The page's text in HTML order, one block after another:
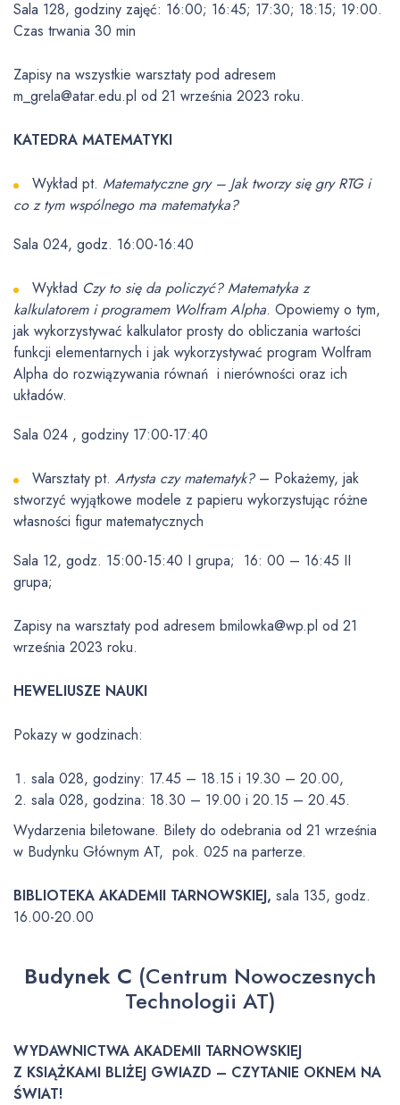
Sala 128, godziny zajęć: 16:00; 16:45; 17:30; 18:15; 19:00.
Czas trwania 30 min
Zapisy na wszystkie warsztaty pod adresem
m_grela@atar.edu.pl od 21 września 2023 roku.
KATEDRA MATEMATYKI
Wykład pt. Matematyczne gry – Jak tworzy się gry RTG i
co z tym wspólnego ma matematyka?
Sala 024, godz. 16:00-16:40
Wykład Czy to się da policzyć? Matematyka z
kalkulatorem i programem Wolfram Alpha. Opowiemy o tym,
jak wykorzystywać kalkulator prosty do obliczania wartości
funkcji elementarnych i jak wykorzystywać program Wolfram
Alpha do rozwiązywania równań i nierówności oraz ich
układów.
Sala 024 , godziny 17:00-17:40
Warsztaty pt. Artysta czy matematyk?– Pokażemy, jak
stworzyć wyjątkowe modele z papieru wykorzystując różne
własności figur matematycznych
Sala 12, godz. 15:00-15:40 I grupa; 16: 00 – 16:45 II
grupa;
Zapisy na warsztaty pod adresem bmilowka@wp.pl od 21
września 2023 roku.
HEWELIUSZE NAUKI
Pokazy w godzinach:
sala 028, godziny: 17.45 – 18.15 i 19.30 – 20.00,
sala 028, godzina: 18.30 – 19.00 i 20.15 – 20.45.
Wydarzenia biletowane. Bilety do odebrania od 21 września
w Budynku Głównym AT, pok. 025 na parterze.
BIBLIOTEKA AKADEMII TARNOWSKIEJ, sala 135, godz.
16.00-20.00
Budynek C (Centrum Nowoczesnych
Technologii AT)
WYDAWNICTWA AKADEMII TARNOWSKIEJ
Z KSIĄŻKAMI BLIŻEJ GWIAZD – CZYTANIE OKNEM NA
ŚWIAT!